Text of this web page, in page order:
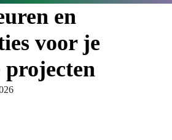
en
voor je
projecten